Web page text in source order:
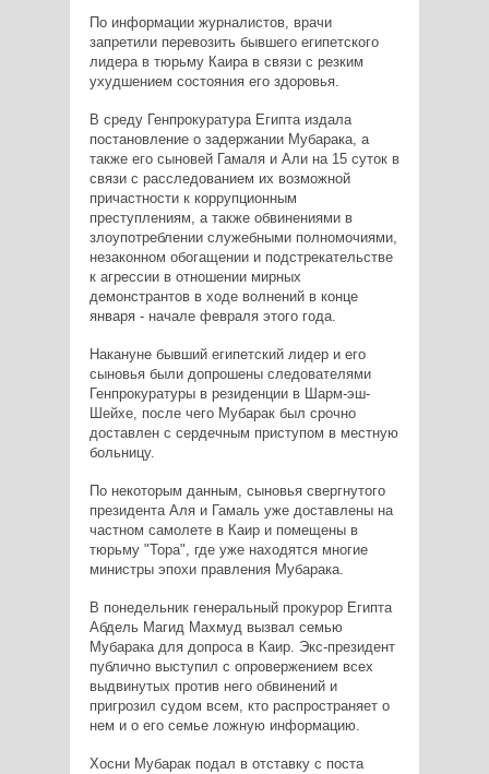
По информации журналистов, врачи
запретили перевозить бывшего египетского
лидера в тюрьму Каира в связи с резким
ухудшением состояния его здоровья.
В среду Генпрокуратура Египта издала
постановление о задержании Мубарака, а
также его сыновей Гамаля и Али на 15 суток в
связи с расследованием их возможной
причастности к коррупционным
преступлениям, а также обвинениями в
злоупотреблении служебными полномочиями,
незаконном обогащении и подстрекательстве
к агрессии в отношении мирных
демонстрантов в ходе волнений в конце
января - начале февраля этого года.
Накануне бывший египетский лидер и его
сыновья были допрошены следователями
Генпрокуратуры в резиденции в Шарм-эш-
Шейхе, после чего Мубарак был срочно
доставлен с сердечным приступом в местную
больницу.
По некоторым данным, сыновья свергнутого
президента Аля и Гамаль уже доставлены на
частном самолете в Каир и помещены в
тюрьму "Тора", где уже находятся многие
министры эпохи правления Мубарака.
В понедельник генеральный прокурор Египта
Абдель Магид Махмуд вызвал семью
Мубарака для допроса в Каир. Экс-президент
публично выступил с опровержением всех
выдвинутых против него обвинений и
пригрозил судом всем, кто распространяет о
нем и о его семье ложную информацию.
Хосни Мубарак подал в отставку с поста